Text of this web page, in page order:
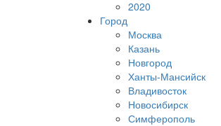
2020
Город
Москва
Казань
Новгород
Ханты-Мансийск
Владивосток
Новосибирск
Симферополь